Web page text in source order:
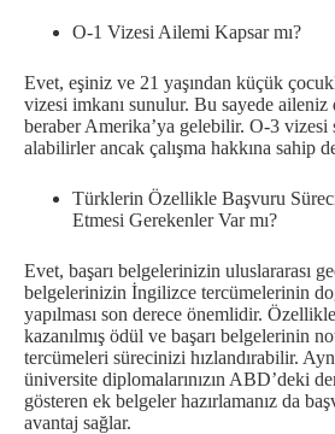
O-1 Vizesi Ailemi Kapsar mı?
Evet, eşiniz ve 21 yaşından küçük
vizesi imkanı sunulur. Bu sayede aileniz
beraber Amerika’ya gelebilir. O-3 vizesi
alabilirler ancak çalışma hakkına sahip
Türklerin Özellikle Başvuru
Etmesi Gerekenler Var mı?
Evet, başarı belgelerinizin uluslararası
belgelerinizin İngilizce tercümelerinin
yapılması son derece önemlidir.
kazanılmış ödül ve başarı belgelerinin
tercümeleri sürecinizi hızlandırabilir.
üniversite diplomalarınızın ABD’deki
gösteren ek belgeler hazırlamanız da
avantaj sağlar.